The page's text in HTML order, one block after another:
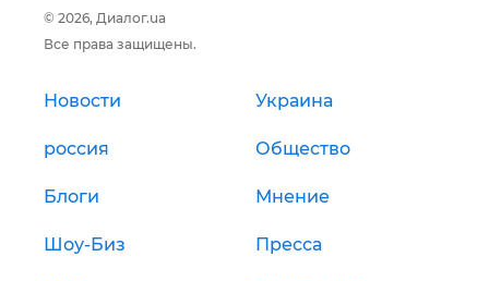
© 2026, Диалог.ua
Все права защищены.
Новости Украина
россия Общество
Блоги Мнение
Шоу-Биз Пресса